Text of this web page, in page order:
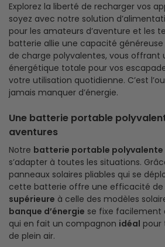
Explorez la liberté de recharger vos
soyez avec notre solution
pour les amateurs d’aventure et les
batterie allie une capacité
de charge polyvalentes, vous offrant
énergétique totale pour vos
votre utilisation quotidienne. C’est
jamais manquer d’énergie.
Une batterie portable
aventures
Notre batterie portable polyvalente
s’adapter à toutes les situations.
panneaux solaires pliables qui se
cette batterie offre une efficacité de
supérieure à celle des modèles
banque d’énergie se fixe facilement
qui en fait un compagnon idéal pour
de plein air.